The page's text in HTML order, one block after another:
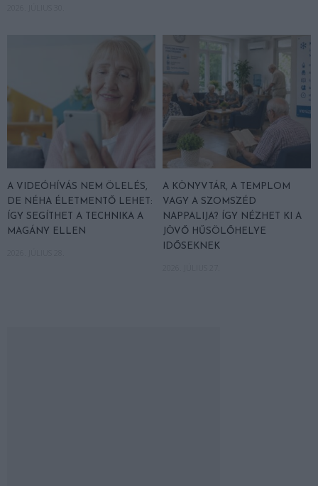
A VIDEÓHÍVÁS NEM ÖLELÉS,
DE NÉHA ÉLETMENTŐ LEHET:
ÍGY SEGÍTHET A TECHNIKA A
MAGÁNY ELLEN
A KÖNYVTÁR, A TEMPLOM
VAGY A SZOMSZÉD
NAPPALIJA? ÍGY NÉZHET KI A
JÖVŐ HŰSÖLŐHELYE
IDŐSEKNEK